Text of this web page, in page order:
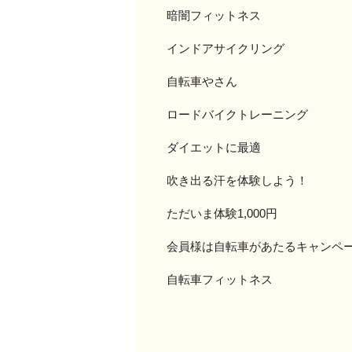
暗闇フィットネス
インドアサイクリング
自転車やさん
ロードバイクトレーニング
ダイエットに最適
吹き出る汗を体験しよう！
ただいま体験1,000円
会員様は自転車があたるキャンペ
自転車フィットネス